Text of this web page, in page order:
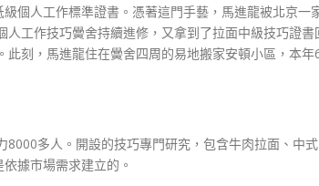
個人工作標準證書。憑著這門手藝，馬進龍被北京一
工作技巧黌舍持續進修，又拿到了拉面中級技巧證書
刻，馬進龍住在黌舍四周的易地搬家安頓小區，本年
多人。開設的技巧專門研究，包含牛肉拉面、中式
據市場需求建立的。